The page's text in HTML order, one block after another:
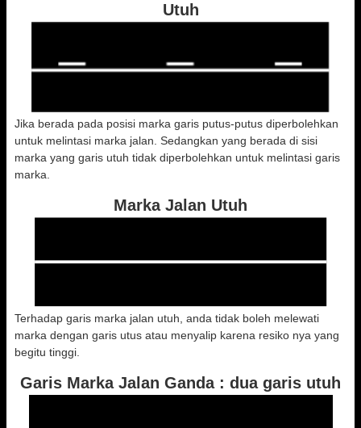
Utuh
Jika berada pada posisi marka garis putus-putus diperbolehkan
untuk melintasi marka jalan. Sedangkan yang berada di sisi
marka yang garis utuh tidak diperbolehkan untuk melintasi garis
marka.
Marka Jalan Utuh
Terhadap garis marka jalan utuh, anda tidak boleh melewati
marka dengan garis utus atau menyalip karena resiko nya yang
begitu tinggi.
Garis Marka Jalan Ganda : dua garis utuh